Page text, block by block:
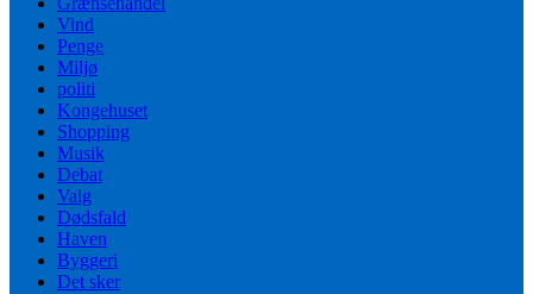
Vind
Penge
Miljø
politi
Kongehuset
Shopping
Musik
Debat
Valg
Dødsfald
Haven
Byggeri
Det sker